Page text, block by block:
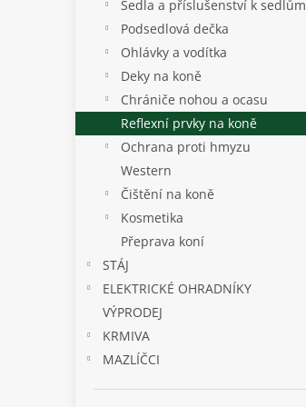
Sedla a příslušenství k sedlům
Podsedlová dečka
Ohlávky a vodítka
Deky na koně
Chrániče nohou a ocasu
Reflexní prvky na koně
Ochrana proti hmyzu
Western
Čištění na koně
Kosmetika
Přeprava koní
STÁJ
ELEKTRICKÉ OHRADNÍKY
VÝPRODEJ
KRMIVA
MAZLÍČCI